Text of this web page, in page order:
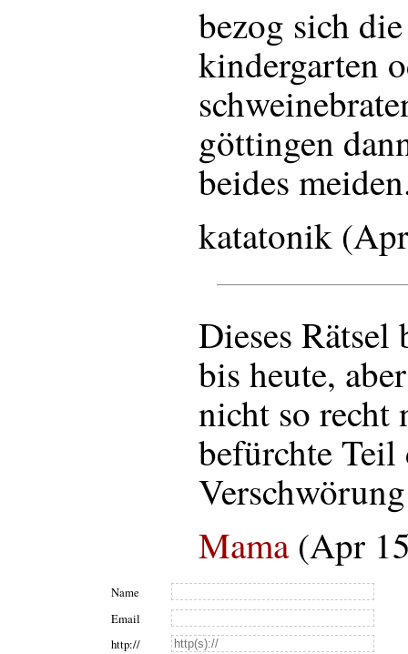
bezog sich
kindergarten
göttingen
beides
katatonik
Dieses
bis heute,
nicht so recht
befürchte Teil
Mama(Apr
Name
Email
http://